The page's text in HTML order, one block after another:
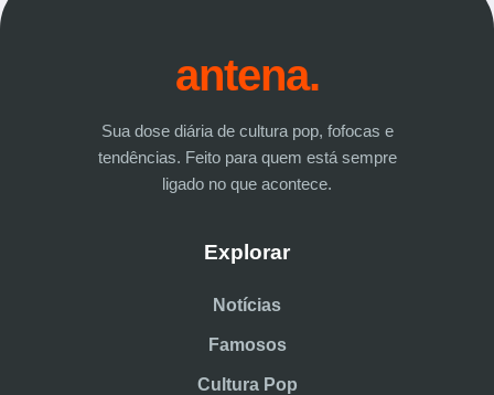
antena.
Sua dose diária de cultura pop, fofocas e
tendências. Feito para quem está sempre
ligado no que acontece.
Explorar
Notícias
Famosos
Cultura Pop